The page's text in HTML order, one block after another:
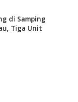
di Samping
Tiga Unit